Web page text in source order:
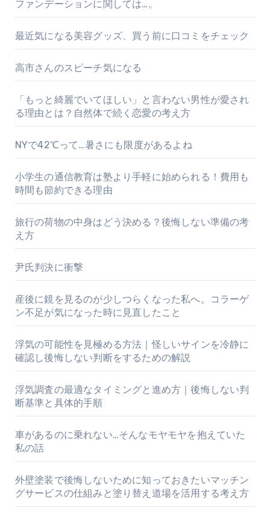
ファンデーションに関しては…。
最近気になる美容グッズ、買う前に口コミをチェック
高市さんのスピーチ気になる
「もっと綺麗でいてほしい」と言わない男性が愛され
る理由とは？自然体で続く恋愛の考え方
NYで42℃って…暑さにも限度があるよね
小学生の通信教育は塾より手軽に始められる！費用も
時間も節約できる理由
旅行の荷物の中身はどう決める？後悔しない準備の考
え方
尹氏判決に衝撃
産後に鏡を見るのが少しつらくなった私へ。コラーゲ
ン不足が気になった時に見直したこと
浮気の可能性を見極める方法｜怪しいサインを冷静に
確認し後悔しない判断をするための解説
浮気調査の最適なタイミングと進め方｜後悔しない判
断基準と具体的手順
車があるのに乗れない…そんなモヤモヤを抱えていた
私の話
外壁塗装で後悔しないために知っておきたいマッチン
グサービスの仕組みと塗り替え道場を活用する考え方